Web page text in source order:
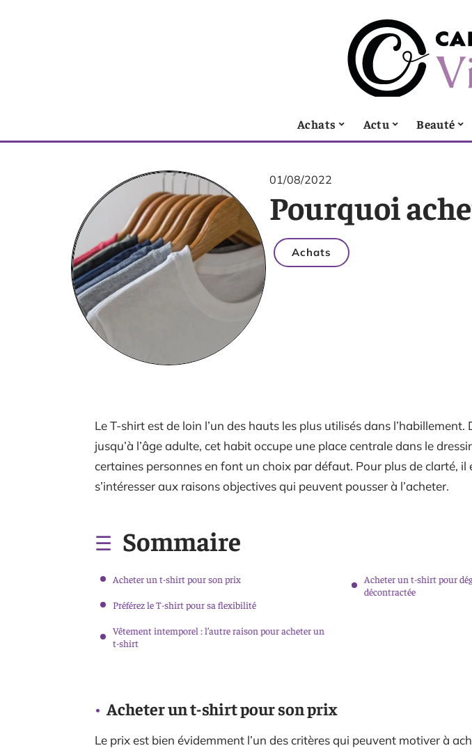
Achats Actu Beauté
01/08/2022
Pourquoi
Achats
Le T-shirt est de loin l’un des hauts les plus utilisés dans l’habillement.
jusqu’à l’âge adulte, cet habit occupe une place centrale dans le
certaines personnes en font un choix par défaut. Pour plus de clarté, il
s’intéresser aux raisons objectives qui peuvent pousser à l’acheter.
Sommaire
Acheter un t-shirt pour son prix
Préférez le T-shirt pour sa flexibilité
Vêtement intemporel : l’autre raison pour acheter un
t-shirt
Acheter un t-shirt pour
décontractée
Acheter un t-shirt pour son prix
Le prix est bien évidemment l’un des critères qui peuvent motiver à